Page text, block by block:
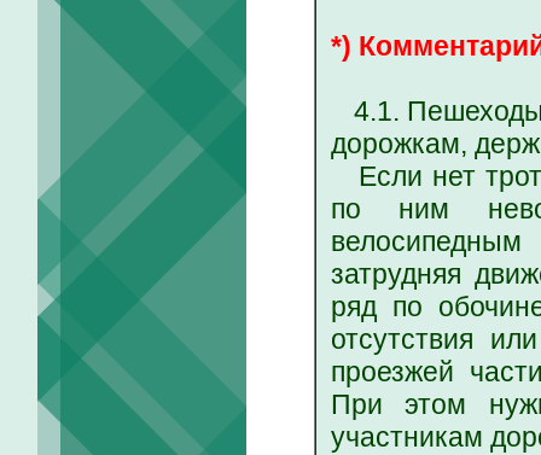
*)
4.1. Пешеходы
дорожкам,
Если нет
по ним
затрудняя
ряд по
отсутствия
проезжей
При этом
участникам